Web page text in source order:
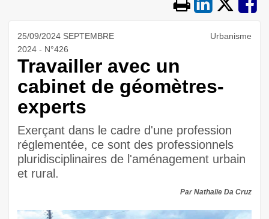
25/09/2024 SEPTEMBRE
2024 - N°426
Urbanisme
Travailler avec un
cabinet de géomètres-
experts
Exerçant dans le cadre d'une profession
réglementée, ce sont des professionnels
pluridisciplinaires de l'aménagement urbain
et rural.
Par Nathalie Da Cruz